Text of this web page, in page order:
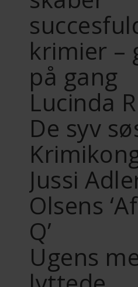
krimier –
på gang
Lucinda
De syv
Jussi
Olsens
Q’
Ugens